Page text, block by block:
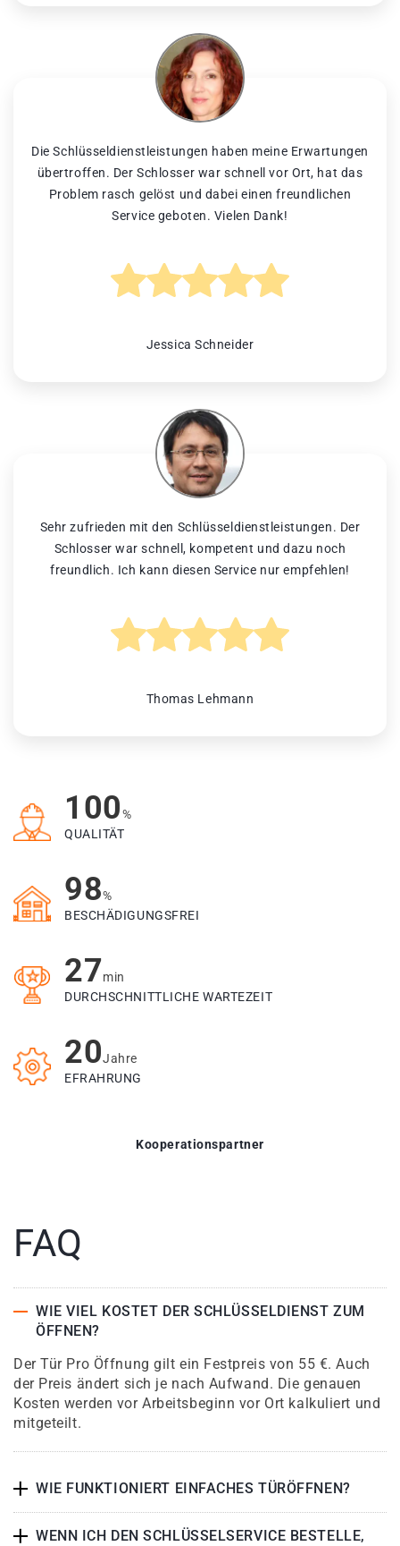
Die Schlüsseldienstleistungen haben meine Erwartungen
übertroffen. Der Schlosser war schnell vor Ort, hat das
Problem rasch gelöst und dabei einen freundlichen
Service geboten. Vielen Dank!
Jessica Schneider
Sehr zufrieden mit den Schlüsseldienstleistungen. Der
Schlosser war schnell, kompetent und dazu noch
freundlich. Ich kann diesen Service nur empfehlen!
Thomas Lehmann
100%
QUALITÄT
98%
BESCHÄDIGUNGSFREI
27min
DURCHSCHNITTLICHE WARTEZEIT
20Jahre
EFRAHRUNG
Kooperationspartner
FAQ
WIE VIEL KOSTET DER SCHLÜSSELDIENST ZUM
ÖFFNEN?
Der Tür Pro Öffnung gilt ein Festpreis von 55 €. Auch
der Preis ändert sich je nach Aufwand. Die genauen
Kosten werden vor Arbeitsbeginn vor Ort kalkuliert und
mitgeteilt.
WIE FUNKTIONIERT EINFACHES TÜRÖFFNEN?
WENN ICH DEN SCHLÜSSELSERVICE BESTELLE,